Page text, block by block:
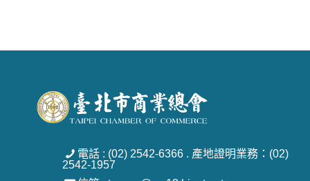
電話 : (02) 2542-6366 . 產地證明業務：(02)
2542-1957